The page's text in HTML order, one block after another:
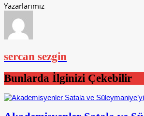
Yazarlarımız
sercan sezgin
Bunlarda İlginizi Çekebilir